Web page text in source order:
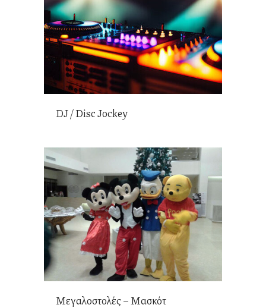
DJ / Disc Jockey
Μεγαλοστολές – Μασκότ